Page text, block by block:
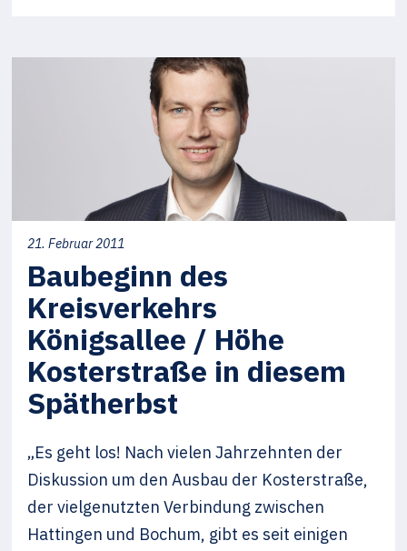
21. Februar 2011
Baubeginn des
Kreisverkehrs
Königsallee / Höhe
Kosterstraße in diesem
Spätherbst
„Es geht los! Nach vielen Jahrzehnten der
Diskussion um den Ausbau der Kosterstraße,
der vielgenutzten Verbindung zwischen
Hattingen und Bochum, gibt es seit einigen